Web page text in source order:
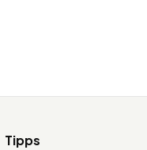
Tipps